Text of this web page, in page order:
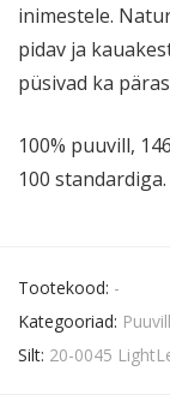
inimestele.
pidav ja
püsivad ka
100% puuvill,
100 standardiga.
Tootekood: -
Kategooriad: Puuvill
Silt: 20-0045